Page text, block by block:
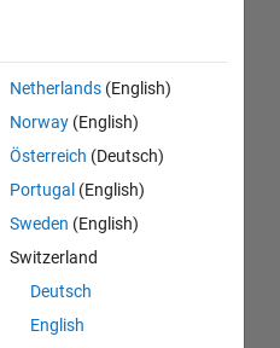
Netherlands(English)
Norway(English)
Österreich (Deutsch)
Portugal (English)
Sweden (English)
Switzerland
Deutsch
English